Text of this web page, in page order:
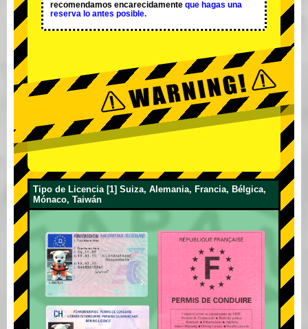
recomendamos encarecidamente que hagas una
reserva lo antes posible.
Tipo de Licencia [1] Suiza, Alemania, Francia, Bélgica,
Mónaco, Taiwán